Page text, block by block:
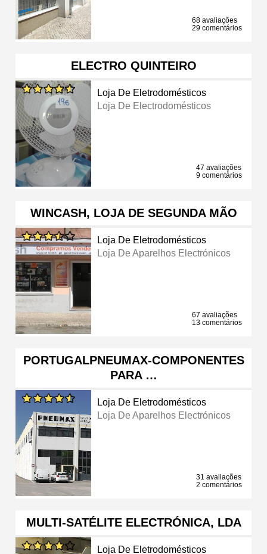
68 avaliações
29 comentários
ELECTRO QUINTEIRO
Loja De Eletrodomésticos
Loja De Electrodomésticos
47 avaliações
9 comentários
WINCASH, LOJA DE SEGUNDA MÃO
Loja De Eletrodomésticos
Loja De Aparelhos Electrónicos
67 avaliações
13 comentários
PORTUGALPNEUMAX-COMPONENTES
PARA …
Loja De Eletrodomésticos
Loja De Aparelhos Electrónicos
31 avaliações
2 comentários
MULTI-SATÉLITE ELECTRÓNICA, LDA
Loja De Eletrodomésticos